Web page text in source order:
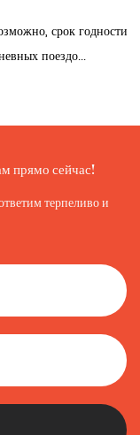
срок годности
поездо...
прямо сейчас!
терпеливо и